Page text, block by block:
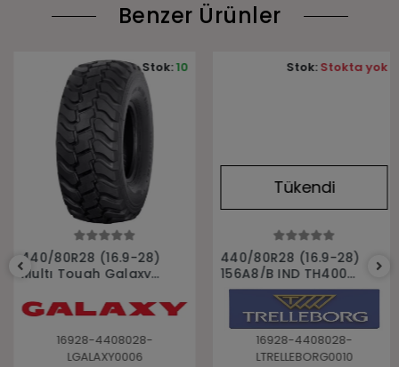
Benzer Ürünler
Sepete Ekle
440/80R28 (16.9-28)
Multı Tough Galaxy
Kepçe Lastiği
16928-4408028-
LGALAXY0006
Stok:10
Stokta Yok
Tükendi
440/80R28 (16.9-28)
156A8/B IND TH400
Trelleborg Radial
Beko Loder Kepçe
Lastiği
16928-4408028-
LTRELLEBORG0010
Stok:Stokta yok